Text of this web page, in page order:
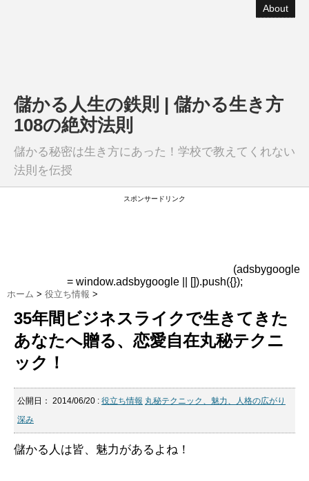
About
儲かる人生の鉄則 | 儲かる生き方
108の絶対法則
儲かる秘密は生き方にあった！学校で教えてくれない
法則を伝授
スポンサードリンク
(adsbygoogle
= window.adsbygoogle || []).push({});
ホーム > 役立ち情報 >
35年間ビジネスライクで生きてきた
あなたへ贈る、恋愛自在丸秘テクニ
ック！
公開日： 2014/06/20 : 役立ち情報 丸秘テクニック、魅力、人格の広がり
深み
儲かる人は皆、魅力があるよね！